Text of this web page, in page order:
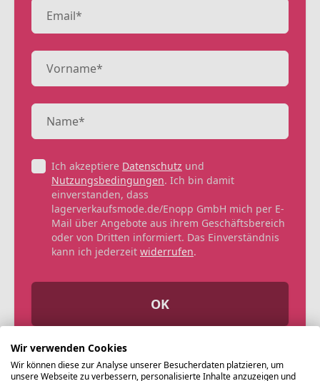
Ich akzeptiere Datenschutz und
Nutzungsbedingungen. Ich bin damit
einverstanden, dass
lagerverkaufsmode.de/Enopp GmbH mich per E-
Mail über Angebote aus ihrem Geschäftsbereich
oder von Dritten informiert. Das Einverständnis
kann ich jederzeit widerrufen.
OK
Wir verwenden Cookies
Wir können diese zur Analyse unserer Besucherdaten platzieren, um
unsere Webseite zu verbessern, personalisierte Inhalte anzuzeigen und